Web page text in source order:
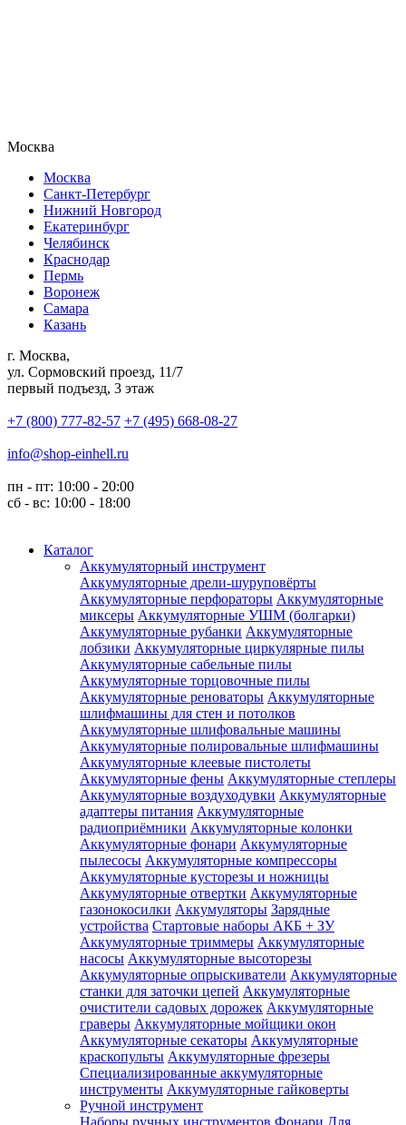
Москва
Москва
Санкт-Петербург
Нижний Новгород
Екатеринбург
Челябинск
Краснодар
Пермь
Воронеж
Самара
Казань
г. Москва,
ул. Сормовский проезд, 11/7
первый подъезд, 3 этаж
+7 (800) 777-82-57 +7 (495) 668-08-27
info@shop-einhell.ru
пн - пт: 10:00 - 20:00
сб - вс: 10:00 - 18:00
Каталог
Аккумуляторный инструмент
Аккумуляторные дрели-шуруповёрты
Аккумуляторные перфораторы Аккумуляторные
миксеры Аккумуляторные УШМ (болгарки)
Аккумуляторные рубанки Аккумуляторные
лобзики Аккумуляторные циркулярные пилы
Аккумуляторные сабельные пилы
Аккумуляторные торцовочные пилы
Аккумуляторные реноваторы Аккумуляторные
шлифмашины для стен и потолков
Аккумуляторные шлифовальные машины
Аккумуляторные полировальные шлифмашины
Аккумуляторные клеевые пистолеты
Аккумуляторные фены Аккумуляторные степлеры
Аккумуляторные воздуходувки Аккумуляторные
адаптеры питания Аккумуляторные
радиоприёмники Аккумуляторные колонки
Аккумуляторные фонари Аккумуляторные
пылесосы Аккумуляторные компрессоры
Аккумуляторные кусторезы и ножницы
Аккумуляторные отвертки Аккумуляторные
газонокосилки Аккумуляторы Зарядные
устройства Стартовые наборы АКБ + ЗУ
Аккумуляторные триммеры Аккумуляторные
насосы Аккумуляторные высоторезы
Аккумуляторные опрыскиватели Аккумуляторные
станки для заточки цепей Аккумуляторные
очистители садовых дорожек Аккумуляторные
граверы Аккумуляторные мойщики окон
Аккумуляторные секаторы Аккумуляторные
краскопульты Аккумуляторные фрезеры
Специализированные аккумуляторные
инструменты Аккумуляторные гайковерты
Ручной инструмент
Наборы ручных инструментов Фонари Для